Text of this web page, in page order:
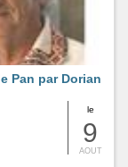
le
9
AOUT
Pan par Dorian